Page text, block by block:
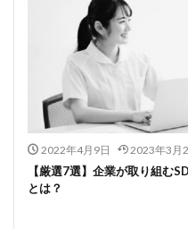
2022年4月9日 2023年3月
【厳選7選】企業が取り組む
とは？